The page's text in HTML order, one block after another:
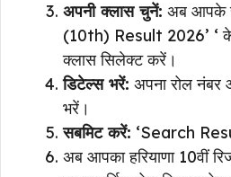
अपनी क्लास चुनें: अब आपके
(10th) Result 2026’ ‘
क्लास सिलेक्ट करें।
डिटेल्स भरें: अपना रोल नंबर
भरें।
सबमिट करें: ‘Search
अब आपका हरियाणा 10वीं